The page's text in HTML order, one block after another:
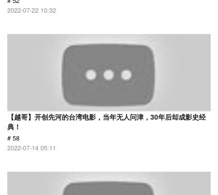
2022-07-22 10:32
【越哥】开创先河的台湾电影，当年无人问津，30年后却成影史经
典！
# 58
2022-07-14 05:11